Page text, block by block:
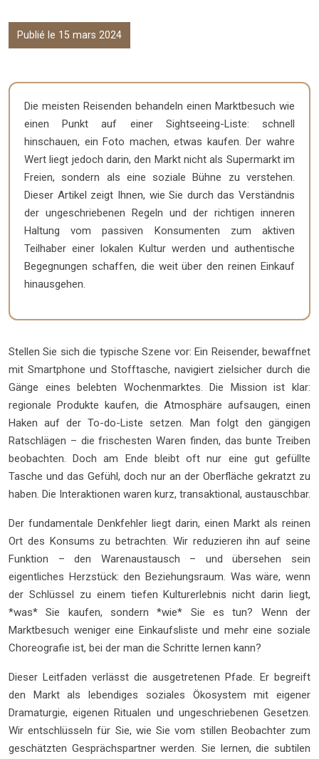
Publié le 15 mars 2024
Die meisten Reisenden behandeln einen Marktbesuch wie
einen Punkt auf einer Sightseeing-Liste: schnell
hinschauen, ein Foto machen, etwas kaufen. Der wahre
Wert liegt jedoch darin, den Markt nicht als Supermarkt im
Freien, sondern als eine soziale Bühne zu verstehen.
Dieser Artikel zeigt Ihnen, wie Sie durch das Verständnis
der ungeschriebenen Regeln und der richtigen inneren
Haltung vom passiven Konsumenten zum aktiven
Teilhaber einer lokalen Kultur werden und authentische
Begegnungen schaffen, die weit über den reinen Einkauf
hinausgehen.
Stellen Sie sich die typische Szene vor: Ein Reisender, bewaffnet
mit Smartphone und Stofftasche, navigiert zielsicher durch die
Gänge eines belebten Wochenmarktes. Die Mission ist klar:
regionale Produkte kaufen, die Atmosphäre aufsaugen, einen
Haken auf der To-do-Liste setzen. Man folgt den gängigen
Ratschlägen – die frischesten Waren finden, das bunte Treiben
beobachten. Doch am Ende bleibt oft nur eine gut gefüllte
Tasche und das Gefühl, doch nur an der Oberfläche gekratzt zu
haben. Die Interaktionen waren kurz, transaktional, austauschbar.
Der fundamentale Denkfehler liegt darin, einen Markt als reinen
Ort des Konsums zu betrachten. Wir reduzieren ihn auf seine
Funktion – den Warenaustausch – und übersehen sein
eigentliches Herzstück: den Beziehungsraum. Was wäre, wenn
der Schlüssel zu einem tiefen Kulturerlebnis nicht darin liegt,
*was* Sie kaufen, sondern *wie* Sie es tun? Wenn der
Marktbesuch weniger eine Einkaufsliste und mehr eine soziale
Choreografie ist, bei der man die Schritte lernen kann?
Dieser Leitfaden verlässt die ausgetretenen Pfade. Er begreift
den Markt als lebendiges soziales Ökosystem mit eigener
Dramaturgie, eigenen Ritualen und ungeschriebenen Gesetzen.
Wir entschlüsseln für Sie, wie Sie vom stillen Beobachter zum
geschätzten Gesprächspartner werden. Sie lernen, die subtilen